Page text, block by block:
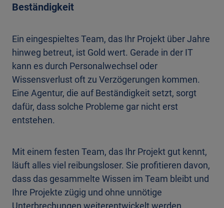
Beständigkeit
Ein eingespieltes Team, das Ihr Projekt über Jahre
hinweg betreut, ist Gold wert. Gerade in der IT
kann es durch Personalwechsel oder
Wissensverlust oft zu Verzögerungen kommen.
Eine Agentur, die auf Beständigkeit setzt, sorgt
dafür, dass solche Probleme gar nicht erst
entstehen.
Mit einem festen Team, das Ihr Projekt gut kennt,
läuft alles viel reibungsloser. Sie profitieren davon,
dass das gesammelte Wissen im Team bleibt und
Ihre Projekte zügig und ohne unnötige